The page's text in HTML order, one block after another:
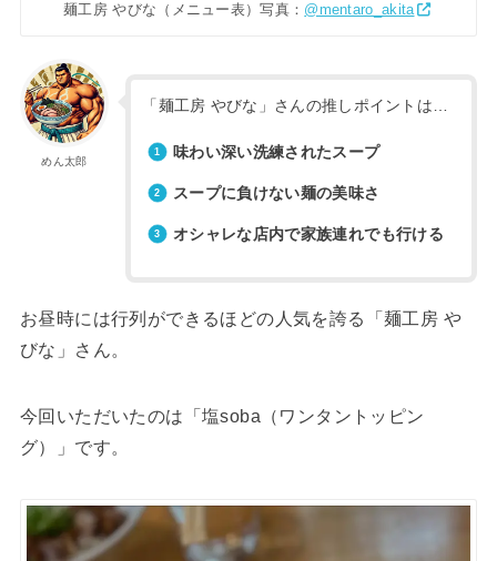
麺工房 やびな（メニュー表）写真： @mentaro_akita
めん太郎
「麺工房 やびな」さんの推しポイントは…
味わい深い洗練されたスープ
スープに負けない麺の美味さ
オシャレな店内で家族連れでも行ける
お昼時には行列ができるほどの人気を誇る「麺工房 や
びな」さん。
今回いただいたのは「塩soba（ワンタントッピン
グ）」です。